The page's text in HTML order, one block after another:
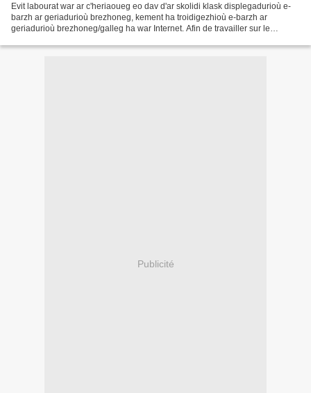
Evit labourat war ar c'heriaoueg eo dav d'ar skolidi klask displegadurioù e-
barzh ar geriadurioù brezhoneg, kement ha troidigezhioù e-barzh ar
geriadurioù brezhoneg/galleg ha war Internet. Afin de travailler sur le
Publicité